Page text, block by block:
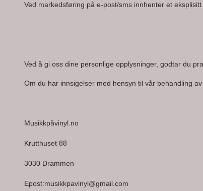
Ved markedsføring på e-post/sms innhenter et
Ved å gi oss dine personlige opplysninger, godtar du
Om du har innsigelser med hensyn til vår behandling
Musikkpåvinyl.no
Krutthuset 88
3030 Drammen
Epost:musikkpavinyl@gmail.com